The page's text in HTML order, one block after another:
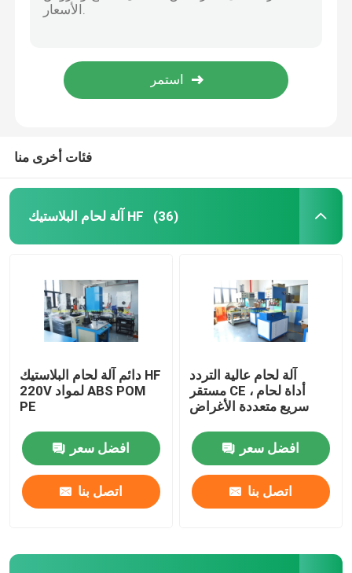
آلة الختم الأوتوماتيكية
آلة تغليف نوع الوسادة
آلة النقش بو الجلود
آلة لحام البقعة
وسادات سماعة الأذن
فئات أخرى منا
آلة لحام البلاستيك HF (36)
دائم آلة لحام البلاستيك HF
220V لمواد ABS POM
PE
افضل سعر
اتصل بنا
آلة لحام عالية التردد
مستقر CE ، أداة لحام
سريع متعددة الأغراض
افضل سعر
اتصل بنا